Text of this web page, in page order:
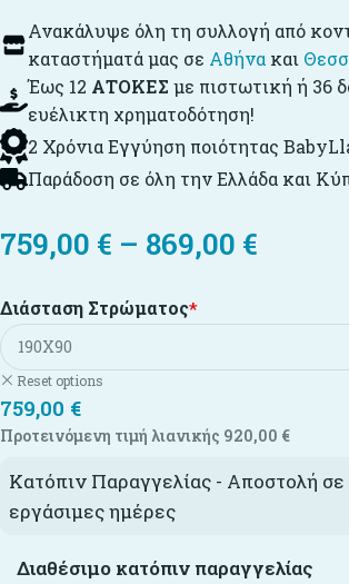
Ανακάλυψε όλη τη συλλογή από
καταστήματά μας σε Αθήνα και
Έως 12 ΑΤΟΚΕΣ με πιστωτική ή 36
ευέλικτη χρηματοδότηση!
2 Χρόνια Εγγύηση ποιότητας
Παράδοση σε όλη την Ελλάδα και
759,00 € – 869,00 €
*
Διάσταση Στρώματος
Reset options
759,00 €
Προτεινόμενη τιμή λιανικής 920,00 €
Κατόπιν Παραγγελίας - Αποστολή σε
εργάσιμες ημέρες
Διαθέσιμο κατόπιν παραγγελίας